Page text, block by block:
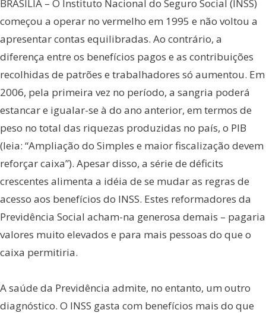
BRASÍLIA – O Instituto Nacional do Seguro Social (INSS)
começou a operar no vermelho em 1995 e não voltou a
apresentar contas equilibradas. Ao contrário, a
diferença entre os benefícios pagos e as contribuições
recolhidas de patrões e trabalhadores só aumentou. Em
2006, pela primeira vez no período, a sangria poderá
estancar e igualar-se à do ano anterior, em termos de
peso no total das riquezas produzidas no país, o PIB
(leia: “Ampliação do Simples e maior fiscalização devem
reforçar caixa”). Apesar disso, a série de déficits
crescentes alimenta a idéia de se mudar as regras de
acesso aos benefícios do INSS. Estes reformadores da
Previdência Social acham-na generosa demais – pagaria
valores muito elevados e para mais pessoas do que o
caixa permitiria.
A saúde da Previdência admite, no entanto, um outro
diagnóstico. O INSS gasta com benefícios mais do que